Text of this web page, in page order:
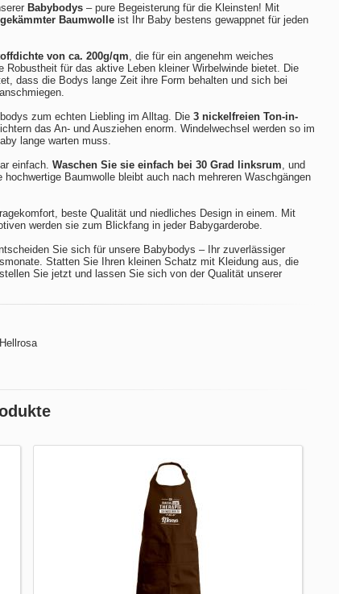
Babybodys – pure Begeisterung für die Kleinsten! Mit
Baumwolle ist Ihr Baby bestens gewappnet für jeden
von ca. 200g/qm , die für ein angenehm weiches
Robustheit für das aktive Leben kleiner Wirbelwinde bietet. Die
dass die Bodys lange Zeit ihre Form behalten und sich bei
zum echten Liebling im Alltag. Die 3 nickelfreien Ton-in-
das An- und Ausziehen enorm. Windelwechsel werden so im
lange warten muss.
einfach. Waschen Sie sie einfach bei 30 Grad linksrum , und
Baumwolle bleibt auch nach mehreren Waschgängen
beste Qualität und niedliches Design in einem. Mit
werden sie zum Blickfang in jeder Babygarderobe.
Sie sich für unsere Babybodys – Ihr zuverlässiger
Statten Sie Ihren kleinen Schatz mit Kleidung aus, die
Sie jetzt und lassen Sie sich von der Qualität unserer